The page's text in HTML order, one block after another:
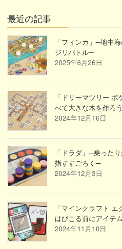
最近の記事
「フィンカ」─地中
ジリバトル─
2025年6月26日
「ドリーマツリー
べて大きな木を作ろ
2024年12月16日
「ドラダ」─乗った
指すすごろく─
2024年12月3日
「マインクラフト
はびこる前にアイテ
2024年11月10日